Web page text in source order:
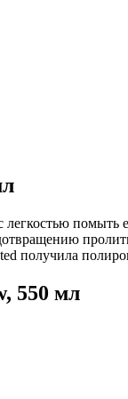
помыть
получила
550 мл